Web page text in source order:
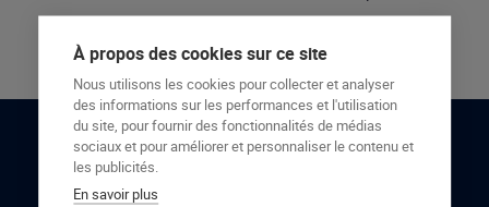
RESTONS EN CONTACT
À propos des cookies sur ce site
Nous utilisons les cookies pour collecter et analyser
des informations sur les performances et l'utilisation
du site, pour fournir des fonctionnalités de médias
sociaux et pour améliorer et personnaliser le contenu et
les publicités.
En savoir plus